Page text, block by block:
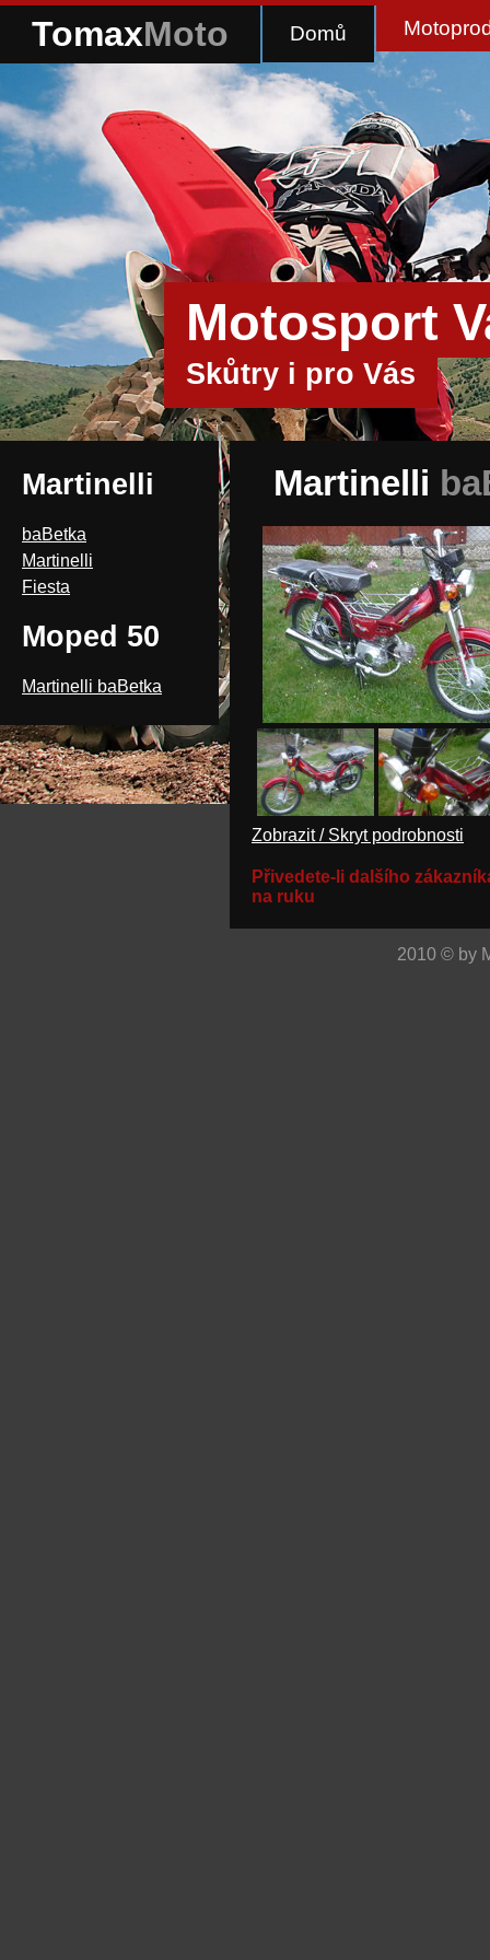
TomaxMoto Domů
Motosport
Skůtry i pro Vás
Martinelli
baBetka
Martinelli
Fiesta
Moped 50
Martinelli baBetka
Martinelli
Zobrazit / Skryt podrobnosti
Přivedete-li dalšího
na ruku
2010 © by